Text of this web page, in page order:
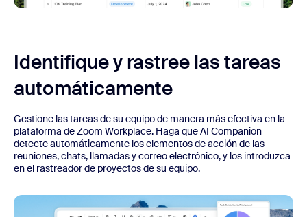
Identifique y rastree las tareas
automáticamente
Gestione las tareas de su equipo de manera más efectiva en la
plataforma de Zoom Workplace. Haga que AI Companion
detecte automáticamente los elementos de acción de las
reuniones, chats, llamadas y correo electrónico, y los introduzca
en el rastreador de proyectos de su equipo.